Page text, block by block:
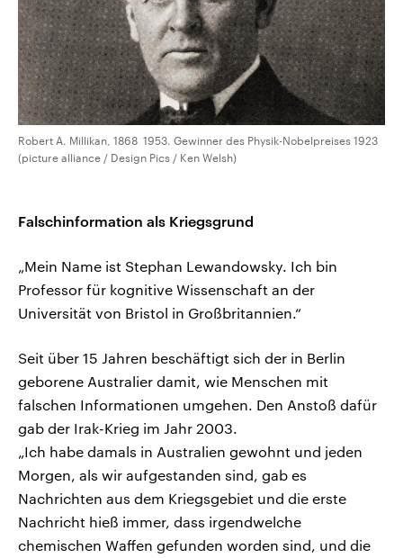
Robert A. Millikan, 1868  1953. Gewinner des Physik-Nobelpreises 1923
(picture alliance / Design Pics / Ken Welsh)
Falschinformation als Kriegsgrund
„Mein Name ist Stephan Lewandowsky. Ich bin
Professor für kognitive Wissenschaft an der
Universität von Bristol in Großbritannien.“
Seit über 15 Jahren beschäftigt sich der in Berlin
geborene Australier damit, wie Menschen mit
falschen Informationen umgehen. Den Anstoß dafür
gab der Irak-Krieg im Jahr 2003.
„Ich habe damals in Australien gewohnt und jeden
Morgen, als wir aufgestanden sind, gab es
Nachrichten aus dem Kriegsgebiet und die erste
Nachricht hieß immer, dass irgendwelche
chemischen Waffen gefunden worden sind, und die